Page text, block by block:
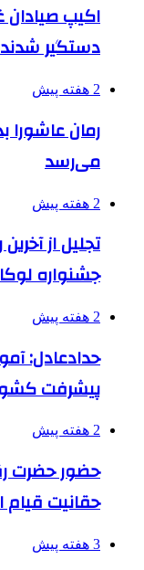
اکیپ صیادان
دستگیر شدند
2 هفته پیش
رمان عاشورا
می‌رسد
2 هفته پیش
تجلیل از
جشنواره
2 هفته پیش
حدادعادل:
پیشرفت
2 هفته پیش
حضور حضرت
حقانیت قیام
3 هفته پیش